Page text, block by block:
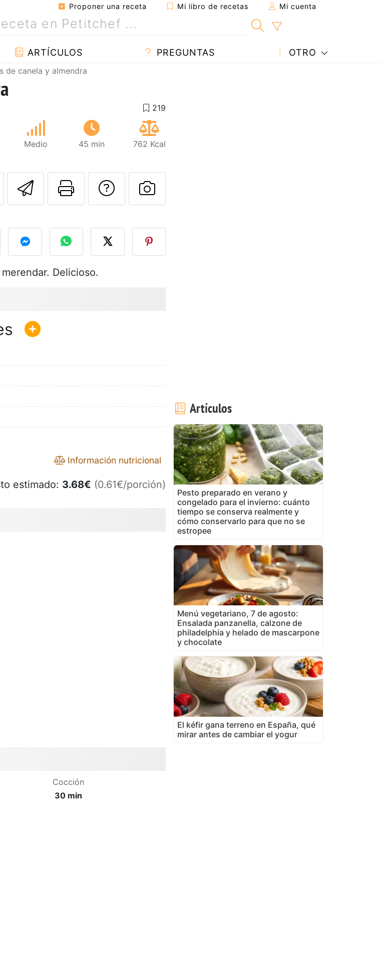
Proponer una receta Mi libro de recetas Mi cuenta
ARTÍCULOS PREGUNTAS OTRO
de canela y almendra
Medio 45 min 762 Kcal
Enviar esta receta a un amigo
Imprimir esta página
Preguntar al autor
Publicar la foto de esta receta
Delicioso.
Información nutricional
estimado: 3.68€ (0.61€/porción)
Cocción
30 min
Artículos
Pesto preparado en verano y
congelado para el invierno: cuánto
tiempo se conserva realmente y
cómo conservarlo para que no se
estropee
Menú vegetariano, 7 de agosto:
Ensalada panzanella, calzone de
philadelphia y helado de mascarpone
y chocolate
El kéfir gana terreno en España, qué
mirar antes de cambiar el yogur